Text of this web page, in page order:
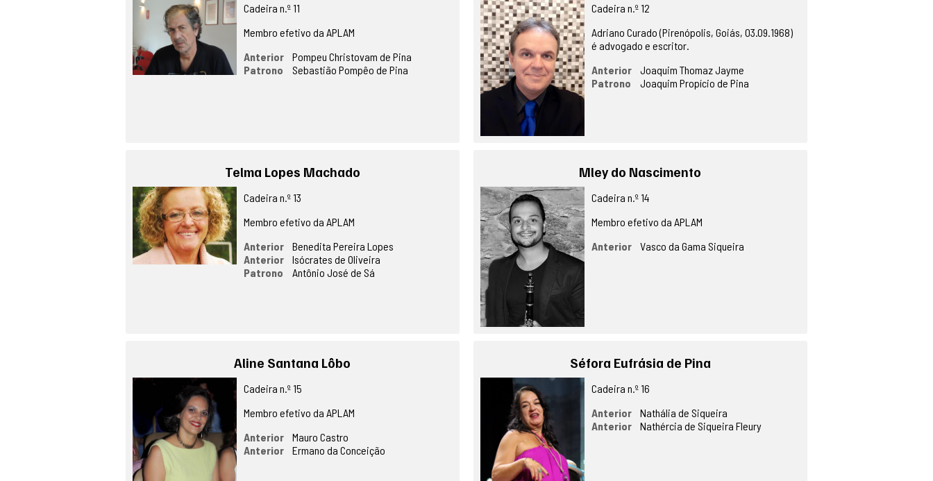
Cadeira n.º 11
Membro efetivo da APLAM
Anterior
Pompeu Christovam de Pina
Patrono
Sebastião Pompêo de Pina
Cadeira n.º 12
Adriano Curado (Pirenópolis, Goiás, 03.09.1968)
é advogado e escritor.
Anterior
Joaquim Thomaz Jayme
Patrono
Joaquim Propício de Pina
Telma Lopes Machado
Cadeira n.º 13
Membro efetivo da APLAM
Anterior
Benedita Pereira Lopes
Anterior
Isócrates de Oliveira
Patrono
Antônio José de Sá
Mley do Nascimento
Cadeira n.º 14
Membro efetivo da APLAM
Anterior
Vasco da Gama Siqueira
Aline Santana Lôbo
Cadeira n.º 15
Membro efetivo da APLAM
Anterior
Mauro Castro
Anterior
Ermano da Conceição
Séfora Eufrásia de Pina
Cadeira n.º 16
Anterior
Nathália de Siqueira
Anterior
Nathércia de Siqueira Fleury